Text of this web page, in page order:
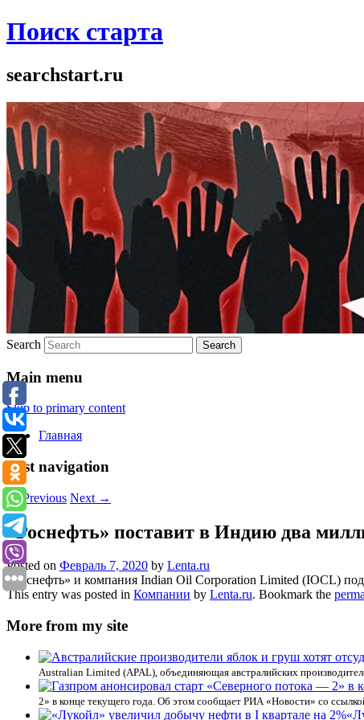
Поиск старта
searchstart.ru
Search
Main menu
Skip to primary content
Главная
Post navigation
←Previous Next →
«Роснефть» поставит в Индию два
Posted on Февраль 7, 2020 by Lenta.ru
«Роснефть» и компания Indian Oil Corporation Limited (IOCL)
This entry was posted in Компании by Lenta.ru. Bookmark the
More from my site
Australian Limited (APAL), объединяющая австралийских
2» в конце текущего года. Об этом сообщает РИА «Новости» со